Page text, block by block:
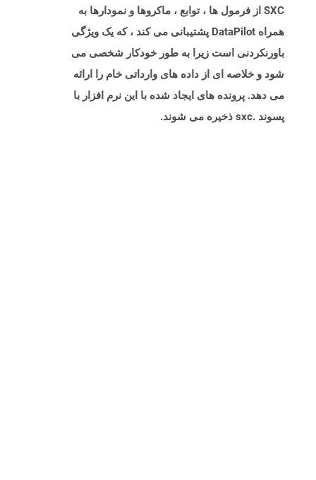
SXC از فرمول ها ، توابع ، ماکروها و نمودارها به
همراه DataPilot پشتیبانی می کند ، که یک ویژگی
باورنکردنی است زیرا به طور خودکار شخصی می
شود و خلاصه ای از داده های وارداتی خام را ارائه
می دهد. پرونده های ایجاد شده با این نرم افزار با
پسوند .sxc ذخیره می شوند.